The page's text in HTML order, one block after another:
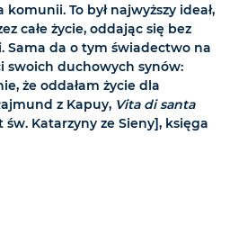
To był najwyższy ideał,
całe życie, oddając się bez
Sama da o tym świadectwo na
swoich duchowych synów:
że oddałam życie dla
z Kapuy, Vita di santa
Katarzyny ze Sieny], księga